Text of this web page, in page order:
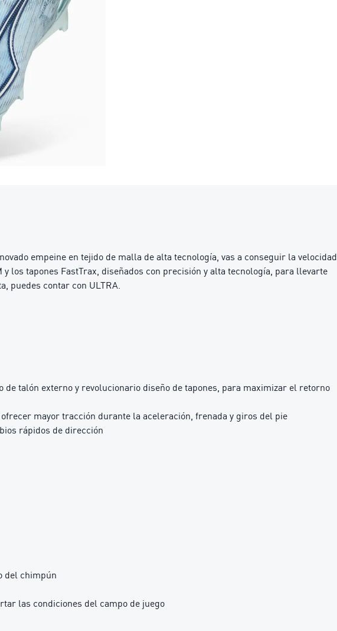
empeine en tejido de malla de alta tecnología, vas a conseguir la velocidad
los tapones FastTrax, diseñados con precisión y alta tecnología, para llevarte
puedes contar con ULTRA.
talón externo y revolucionario diseño de tapones, para maximizar el retorno
mayor tracción durante la aceleración, frenada y giros del pie
rápidos de dirección
del chimpún
las condiciones del campo de juego